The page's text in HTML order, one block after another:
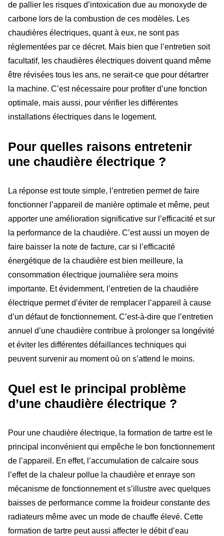
de pallier les risques d’intoxication due au monoxyde de
carbone lors de la combustion de ces modèles. Les
chaudières électriques, quant à eux, ne sont pas
réglementées par ce décret. Mais bien que l’entretien soit
facultatif, les chaudières électriques doivent quand même
être révisées tous les ans, ne serait-ce que pour détartrer
la machine. C’est nécessaire pour profiter d’une fonction
optimale, mais aussi, pour vérifier les différentes
installations électriques dans le logement.
Pour quelles raisons entretenir
une chaudière électrique ?
La réponse est toute simple, l’entretien permet de faire
fonctionner l’appareil de manière optimale et même, peut
apporter une amélioration significative sur l’efficacité et sur
la performance de la chaudière. C’est aussi un moyen de
faire baisser la note de facture, car si l’efficacité
énergétique de la chaudière est bien meilleure, la
consommation électrique journalière sera moins
importante. Et évidemment, l’entretien de la chaudière
électrique permet d’éviter de remplacer l’appareil à cause
d’un défaut de fonctionnement. C’est-à-dire que l’entretien
annuel d’une chaudière contribue à prolonger sa longévité
et éviter les différentes défaillances techniques qui
peuvent survenir au moment où on s’attend le moins.
Quel est le principal problème
d’une chaudière électrique ?
Pour une chaudière électrique, la formation de tartre est le
principal inconvénient qui empêche le bon fonctionnement
de l’appareil. En effet, l’accumulation de calcaire sous
l’effet de la chaleur pollue la chaudière et enraye son
mécanisme de fonctionnement et s’illustre avec quelques
baisses de performance comme la froideur constante des
radiateurs même avec un mode de chauffe élevé. Cette
formation de tartre peut aussi affecter le débit d’eau